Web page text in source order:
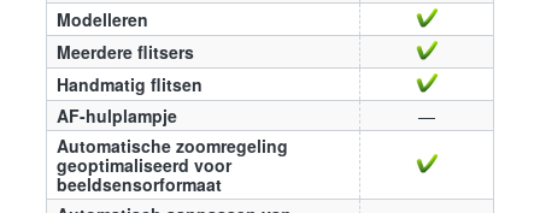
Modelleren
Meerdere flitsers
Handmatig flitsen
AF-hulplampje
—
Automatische zoomregeling
geoptimaliseerd voor
beeldsensorformaat